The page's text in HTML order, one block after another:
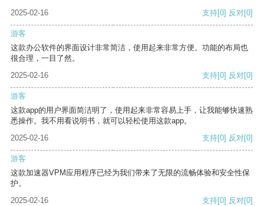
2025-02-16 支持[0] 反对[0]
游客
这款办公软件的界面设计非常简洁，使用起来非常方便。功能的布局也
很合理，一目了然。
2025-02-16
支持[0] 反对[0]
游客
这款app的用户界面简洁明了，使用起来非常容易上手，让我能够快速熟
悉操作。我不用看说明书，就可以轻松使用这款app。
2025-02-16
支持[0] 反对[0]
游客
这款加速器VPM应用程序已经为我们带来了无限的流畅体验和安全性保
护。
2025-02-16
支持[0] 反对[0]